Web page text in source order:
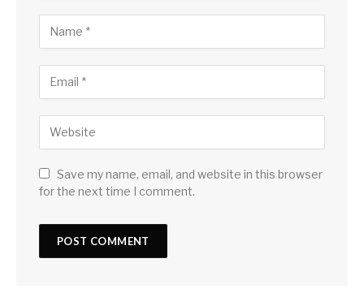
Save my name, email, and website in this browser
for the next time I comment.